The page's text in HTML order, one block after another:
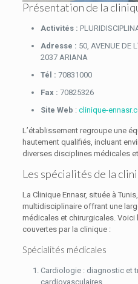
Présentation de la
Activités :
Adresse : 50, AVENUE DE
2037 ARIANA
Tél : 70831000
Fax : 70825326
Site Web : clinique-
L’établissement regroupe une
hautement qualifiés, incluant
diverses disciplines médicales
Les spécialités de la
La Clinique Ennasr, située à
multidisciplinaire offrant une
médicales et chirurgicales.
couvertes par la clinique :
Spécialités médicales
Cardiologie : diagnostic et
cardiovasculaires.